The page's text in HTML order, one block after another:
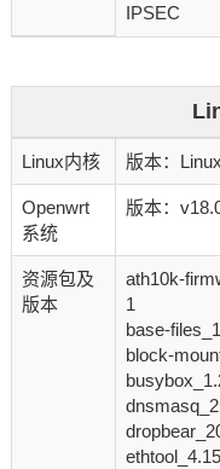
IPSEC
Linux内核 版本：
Openwrt
系统
版本：
资源包及
版本
ath10k-
1
base-
block-